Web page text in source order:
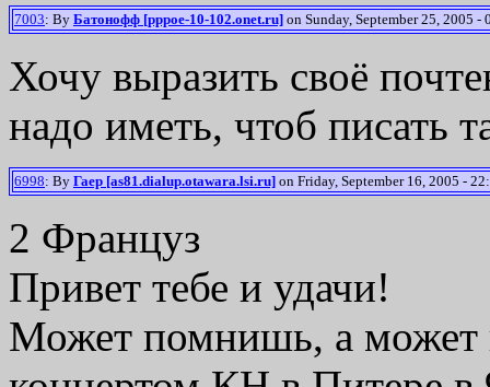
7003: By Батонофф [pppoe-10-102.onet.ru] on Sunday, September 25, 2005 -
Хочу выразить своё
надо иметь, чтоб писать
6998: By Гаер [as81.dialup.otawara.lsi.ru] on Friday, September 16, 2005 -
2 Француз
Привет тебе и удачи!
Может помнишь, а может